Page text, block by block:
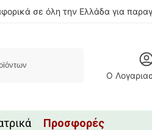
σε όλη την Ελλάδα για
Ο
Προσφορές